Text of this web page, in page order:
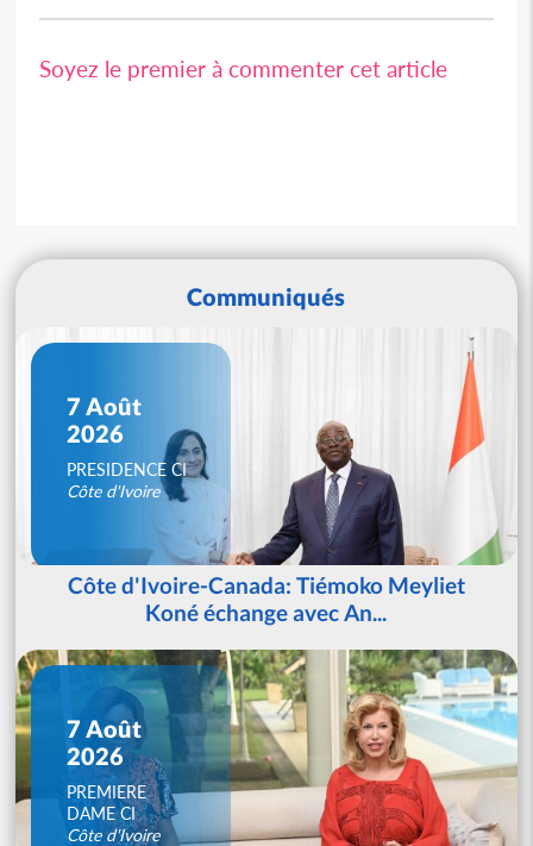
Soyez le premier à commenter cet article
Communiqués
7 Août
2026
PRESIDENCE CI
Côte d'Ivoire
Côte d'Ivoire-Canada: Tiémoko Meyliet
Koné échange avec An...
7 Août
2026
PREMIERE
DAME CI
Côte d'Ivoire